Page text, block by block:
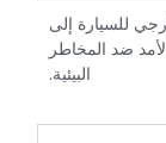
للسيارة إلى
ضد المخاطر
البيئية.‏